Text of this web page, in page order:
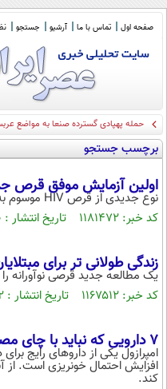
صفحه اول تماس با ما آرشیو جستجو
حمله پهپادی گسترده صنعا به مواضع
برچسب جستجو
اولین آزمایش موفق قرص
نوع جدیدی از قرص HIV موسوم به VH-499 اولین آزمایش انسانی خود را با موفقیت پشت سر گذاشت.
کد خبر: ۱۱۸۱۴۷۲ تاریخ انتشار : ۱۴۰۵/۰۵/۱۰
زندگی طولانی تر برای
یک مطالعه جدید قرصی نوآورانه را
کد خبر: ۱۱۶۷۵۱۲ تاریخ انتشار : ۱۴۰۵/۰۳/۱۲
۷ دارویی که نباید با چای مصرف کنید؛ از قرص آهن تا داروهای آلرژی
امپرازول یکی از داروهای رایج
افزایش احتمال خونریزی است. از
کند.